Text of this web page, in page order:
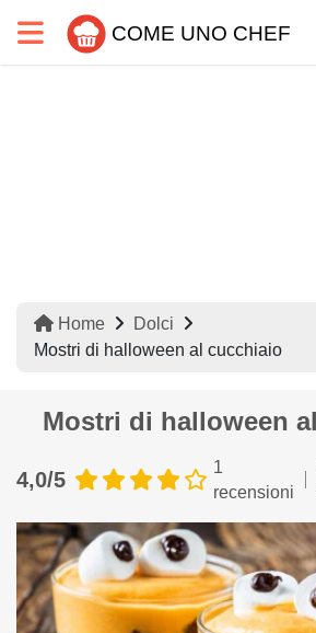
COME UNO CHEF
Home
Dolci
Mostri di halloween al cucchiaio
Mostri di halloween
4,0/5
1
recensioni